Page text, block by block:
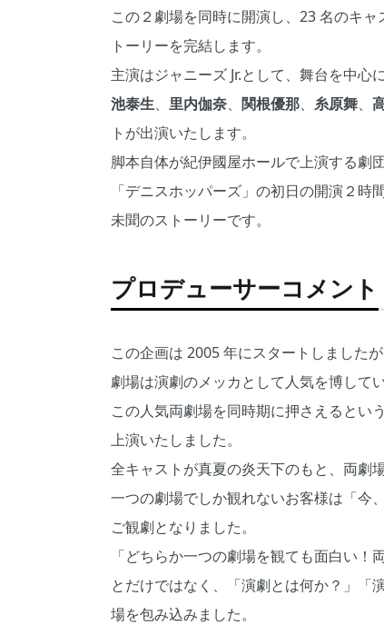
この２劇場を同時に開演し、23 名のキ
トーリーを完結します。
主演はジャニーズ Jr.として、舞台を中心
池泰生、 里内伽奈、 関根優那、 糸原舞、
トが出演いたします。
脚本自体が紀伊國屋ホールで上演する劇
「デニスホッパーズ」の初日の開演２
未聞のストーリーです。
プロデューサーコメント
この企画は 2005 年にスタートしました
劇場は演劇のメッカとして人気を博してい
この人気両劇場を同時期に押さえるとい
上演いたしました。
全キャストが真夏の炎天下のもと、両劇
一つの劇場でしか観れないお客様は「今
ご観劇となりました。
「どちらか一つの劇場を観ても面白い
とだけではなく、「演劇とは何か？」「
場を包み込みました。